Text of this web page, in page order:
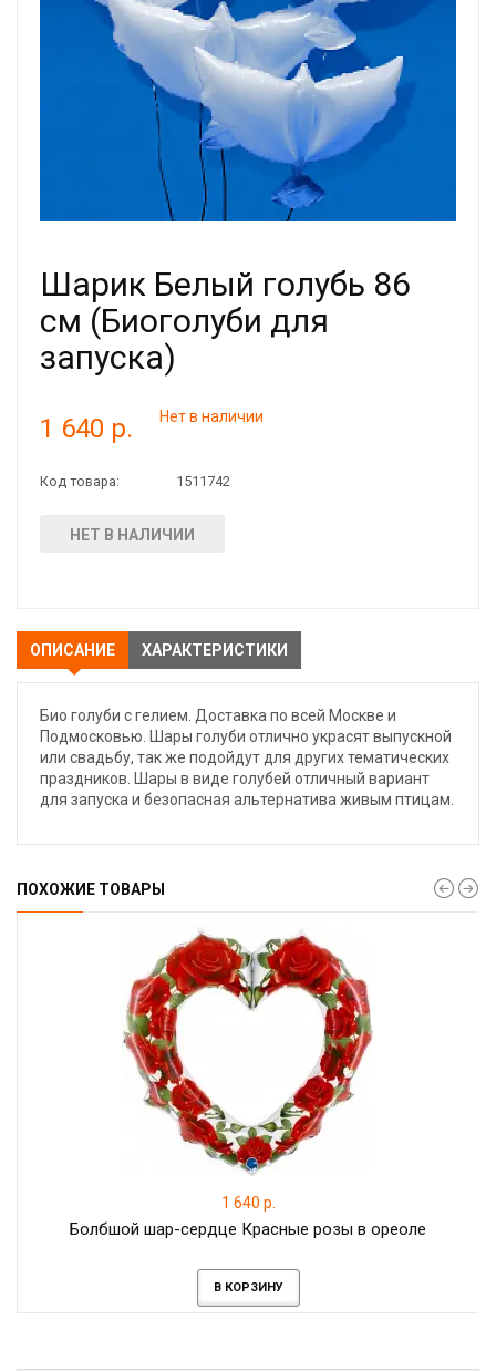
Шарик Белый голубь 86
см (Биоголуби для
запуска)
1 640 р. Нет в наличии
Код товара: 1511742
НЕТ В НАЛИЧИИ
ОПИСАНИЕ ХАРАКТЕРИСТИКИ
Био голуби с гелием. Доставка по всей Москве и
Подмосковью. Шары голуби отлично украсят выпускной
или свадьбу, так же подойдут для других тематических
праздников. Шары в виде голубей отличный вариант
для запуска и безопасная альтернатива живым птицам.
ПОХОЖИЕ ТОВАРЫ
1 640 р.
Болбшой шар-сердце Красные розы в ореоле
В КОРЗИНУ